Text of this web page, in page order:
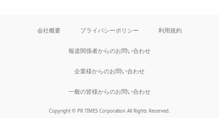
会社概要 プライバシーポリシー 利用規約
報道関係者からのお問い合わせ
企業様からのお問い合わせ
一般の皆様からのお問い合わせ
Copyright © PR TIMES Corporation All Rights Reserved.